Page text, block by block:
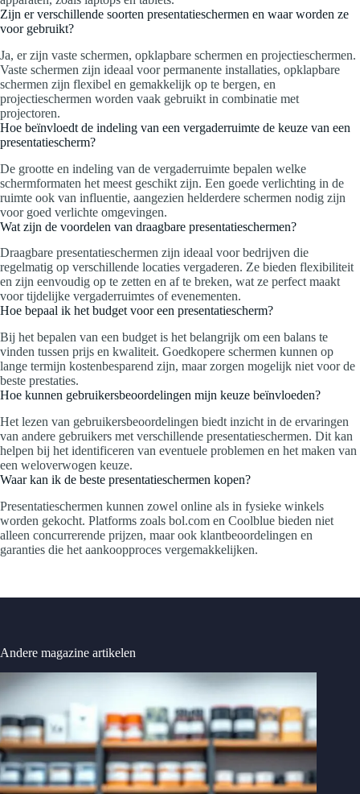
Zijn er verschillende soorten presentatieschermen en waar worden ze
voor gebruikt?
Ja, er zijn vaste schermen, opklapbare schermen en projectieschermen.
Vaste schermen zijn ideaal voor permanente installaties, opklapbare
schermen zijn flexibel en gemakkelijk op te bergen, en
projectieschermen worden vaak gebruikt in combinatie met
projectoren.
Hoe beïnvloedt de indeling van een vergaderruimte de keuze van een
presentatiescherm?
De grootte en indeling van de vergaderruimte bepalen welke
schermformaten het meest geschikt zijn. Een goede verlichting in de
ruimte ook van influentie, aangezien helderdere schermen nodig zijn
voor goed verlichte omgevingen.
Wat zijn de voordelen van draagbare presentatieschermen?
Draagbare presentatieschermen zijn ideaal voor bedrijven die
regelmatig op verschillende locaties vergaderen. Ze bieden flexibiliteit
en zijn eenvoudig op te zetten en af te breken, wat ze perfect maakt
voor tijdelijke vergaderruimtes of evenementen.
Hoe bepaal ik het budget voor een presentatiescherm?
Bij het bepalen van een budget is het belangrijk om een balans te
vinden tussen prijs en kwaliteit. Goedkopere schermen kunnen op
lange termijn kostenbesparend zijn, maar zorgen mogelijk niet voor de
beste prestaties.
Hoe kunnen gebruikersbeoordelingen mijn keuze beïnvloeden?
Het lezen van gebruikersbeoordelingen biedt inzicht in de ervaringen
van andere gebruikers met verschillende presentatieschermen. Dit kan
helpen bij het identificeren van eventuele problemen en het maken van
een weloverwogen keuze.
Waar kan ik de beste presentatieschermen kopen?
Presentatieschermen kunnen zowel online als in fysieke winkels
worden gekocht. Platforms zoals bol.com en Coolblue bieden niet
alleen concurrerende prijzen, maar ook klantbeoordelingen en
garanties die het aankoopproces vergemakkelijken.
Andere magazine artikelen